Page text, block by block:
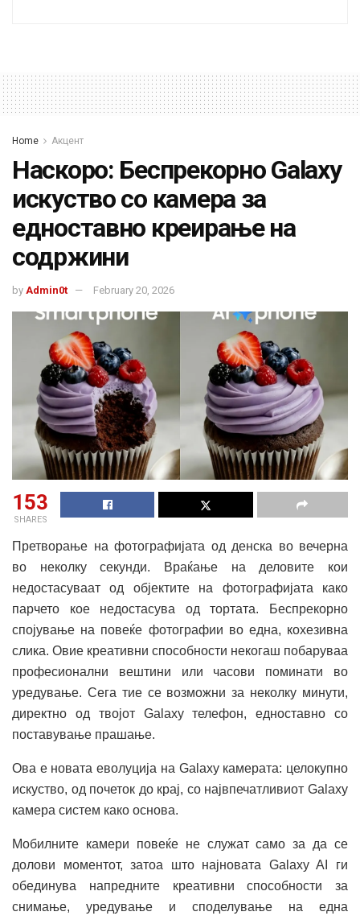
Home Акцент
Наскоро: Беспрекорно Galaxy
искуство со камера за
едноставно креирање на
содржини
by Admin0t February 20, 2026
153
SHARES
Претворање на фотографијата од денска во вечерна
во неколку секунди. Враќање на деловите кои
недостасуваат од објектите на фотографијата како
парчето кое недостасува од тортата. Беспрекорно
спојување на повеќе фотографии во една, кохезивна
слика. Овие креативни способности некогаш побаруваа
професионални вештини или часови поминати во
уредување. Сега тие се возможни за неколку минути,
директно од твојот Galaxy телефон, едноставно со
поставување прашање.
Ова е новата еволуција на Galaxy камерата: целокупно
искуство, од почеток до крај, со највпечатливиот Galaxy
камера систем како основа.
Мобилните камери повеќе не служат само за да се
долови моментот, затоа што најновата Galaxy AI ги
обединува напредните креативни способности за
снимање, уредување и споделување на една